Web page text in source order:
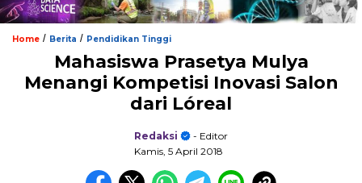
Home / Berita / Pendidikan Tinggi
Mahasiswa Prasetya Mulya
Menangi Kompetisi Inovasi Salon
dari Lóreal
Redaksi
- Editor
Kamis, 5 April 2018